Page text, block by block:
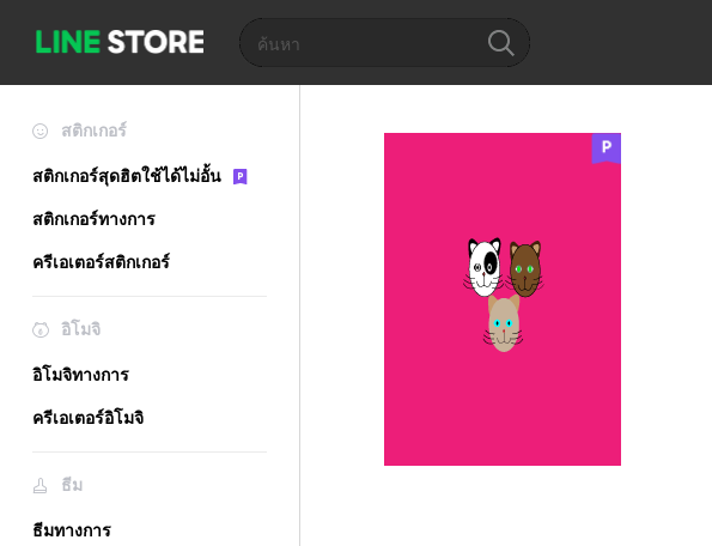
สติกเกอร์
สติกเกอร์สุดฮิตใช้ได้ไม่อั้น
สติกเกอร์ทางการ
ครีเอเตอร์สติกเกอร์
อิโมจิ
อิโมจิทางการ
ครีเอเตอร์อิโมจิ
ธีม
ธีมทางการ